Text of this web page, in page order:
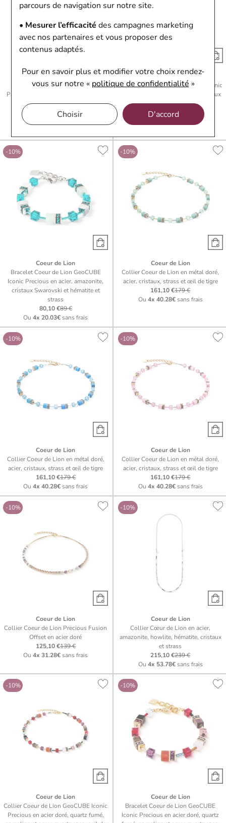
parcours de navigation sur notre site.
• Mesurer l’efficacité des campagnes marketing
avec nos partenaires et vous proposer des
contenus adaptés.
Pour en savoir plus et modifier votre choix rendez-
vous sur notre « politique de confidentialité »
Choisir D'accord
Coeur de Lion
Bracelet Coeur de Lion GeoCUBE
Precious Classic en acier doré, onyx,
cristaux Swarovski et strass et
hématite
Coeur de Lion
Collier Coeur de Lion GeoCUBE Iconic
Precious en acier, amazonite, cristaux
Swarovski et hématite et strass
170,10 €189 €
sans frais
-10%
Coeur de Lion
Bracelet Coeur de Lion GeoCUBE
Iconic Precious en acier, amazonite,
cristaux Swarovski et hématite et
strass
80,10 €89 €
Ou4x 20.03€sans frais
-10%
Coeur de Lion
Collier Coeur de Lion en métal doré,
acier, cristaux, strass et œil de tigre
161,10 €179 €
Ou 4x 40.28€sans frais
-10%
Coeur de Lion
Collier Coeur de Lion en métal doré,
acier, cristaux, strass et œil de tigre
161,10 €179 €
Ou4x 40.28€sans frais
-10%
Coeur de Lion
Collier Coeur de Lion en métal doré,
acier, cristaux, strass et œil de tigre
161,10 €179 €
Ou 4x 40.28€sans frais
-10%
Coeur de Lion
Collier Coeur de Lion Precious Fusion
Offset en acier doré
125,10 €139 €
Ou4x 31.28€sans frais
-10%
Coeur de Lion
Collier Cœur de Lion en acier,
amazonite, howlite, hématite, cristaux
et strass
215,10 €239 €
Ou 4x 53.78€sans frais
-10%
Coeur de Lion
Collier Coeur de Lion GeoCUBE Iconic
Precious en acier doré, quartz fumé,
-10%
Coeur de Lion
Bracelet Coeur de Lion GeoCUBE
Iconic Precious en acier doré, quartz